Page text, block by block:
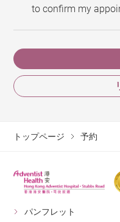
to confirm my
トップページ 予約
パンフレット